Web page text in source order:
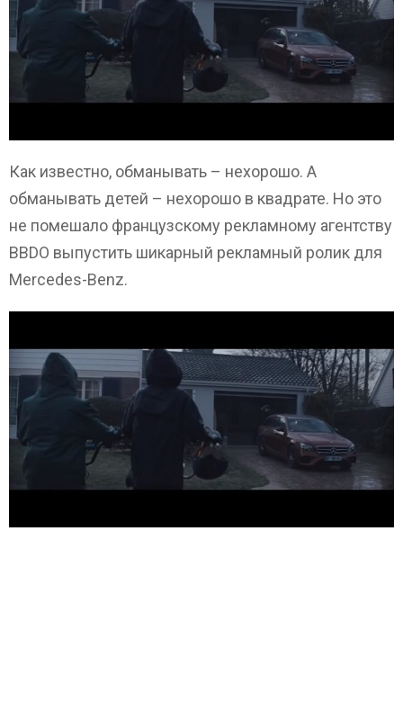
Как известно, обманывать – нехорошо. А
обманывать детей – нехорошо в квадрате. Но это
не помешало французскому рекламному агентству
BBDO выпустить шикарный рекламный ролик для
Mercedes-Benz.